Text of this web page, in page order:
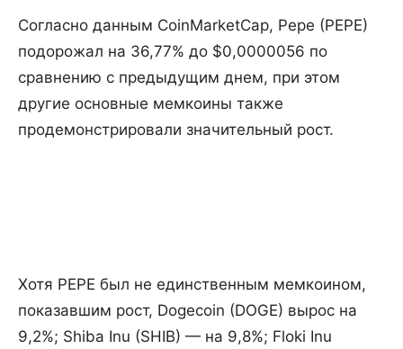
Согласно данным CoinMarketCap, Pepe (PEPE)
подорожал на 36,77% до $0,0000056 по
сравнению с предыдущим днем, при этом
другие основные мемкоины также
продемонстрировали значительный рост.
Хотя PEPE был не единственным мемкоином,
показавшим рост, Dogecoin (DOGE) вырос на
9,2%; Shiba Inu (SHIB) — на 9,8%; Floki Inu